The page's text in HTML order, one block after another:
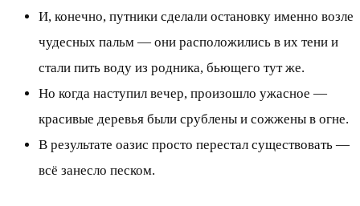
И, конечно, путники сделали остановку именно возле
чудесных пальм — они расположились в их тени и
стали пить воду из родника, бьющего тут же.
Но когда наступил вечер, произошло ужасное —
красивые деревья были срублены и сожжены в огне.
В результате оазис просто перестал существовать —
всё занесло песком.